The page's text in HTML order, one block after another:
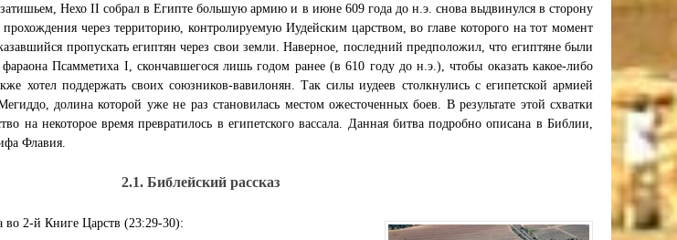
Нехо II собрал в Египте большую армию и в июне 609 года до н.э. снова выдвинулся в сторону
через территорию, контролируемую Иудейским царством, во главе которого на тот момент
пропускать египтян через свои земли. Наверное, последний предположил, что египтяне были
Псамметиха I, скончавшегося лишь годом ранее (в 610 году до н.э.), чтобы оказать какое-либо
хотел поддержать своих союзников-вавилонян. Так силы иудеев столкнулись с египетской армией
долина которой уже не раз становилась местом ожесточенных боев. В результате этой схватки
на некоторое время превратилось в египетского вассала. Данная битва подробно описана в Библии,
Флавия.
2.1. Библейский рассказ
во 2-й Книге Царств (23:29-30):